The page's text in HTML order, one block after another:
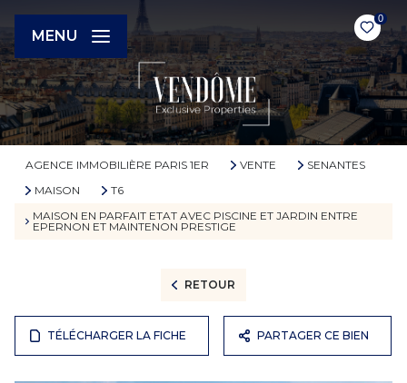
0
MENU
AGENCE IMMOBILIÈRE PARIS 1ER VENTE
SENANTES
MAISON
T6
MAISON EN PARFAIT ETAT AVEC PISCINE ET JARDIN ENTRE
EPERNON ET MAINTENON PRESTIGE
RETOUR
TÉLÉCHARGER LA FICHE PARTAGER CE BIEN